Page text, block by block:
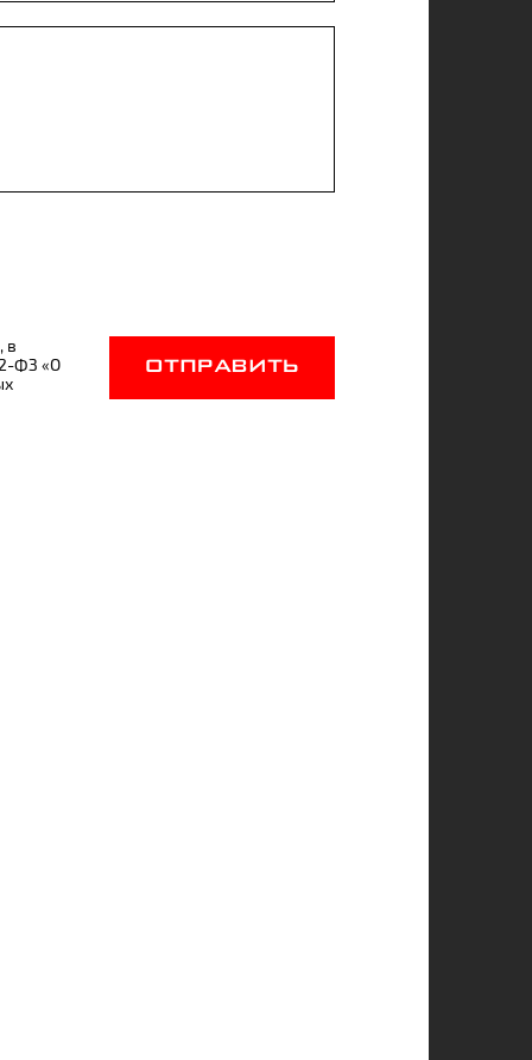
в
ФЗ «О
ОТПРАВИТЬ